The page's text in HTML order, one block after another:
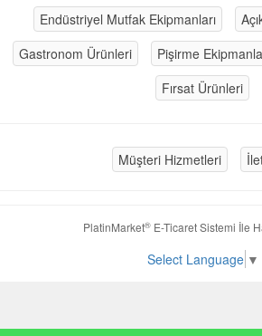
Endüstriyel Mutfak Ekipmanları
Gastronom Ürünleri
Pişirme
Fırsat Ürünleri
Müşteri Hizmetleri
PlatinMarket®E-Ticaret Sistemi İle
Select Language ▼